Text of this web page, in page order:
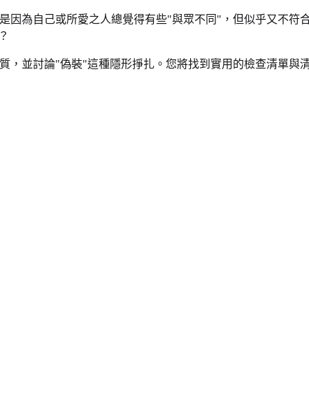
為自己或所愛之人總覺得有些"與眾不同"，但似乎又不符
，並討論"偽裝"這種隱形掙扎。您將找到實用的檢查清單與